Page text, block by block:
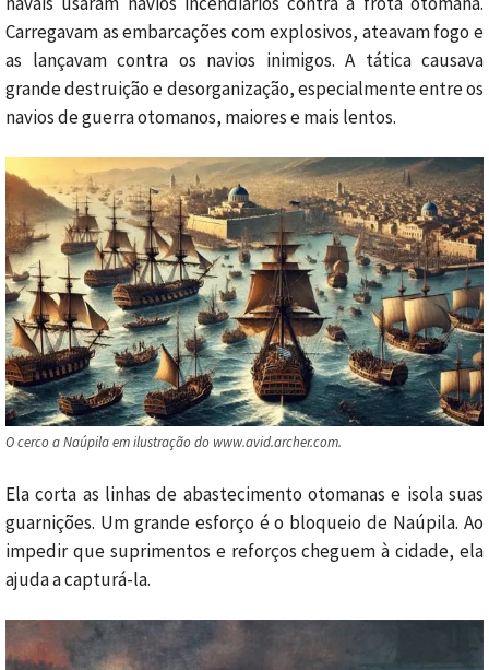
Carregavam as embarcações com explosivos, ateavam fogo e
as lançavam contra os navios inimigos. A tática causava
grande destruição e desorganização, especialmente entre os
navios de guerra otomanos, maiores e mais lentos.
O cerco a Naúpila em ilustração do www.avid.archer.com.
Ela corta as linhas de abastecimento otomanas e isola suas
guarnições. Um grande esforço é o bloqueio de Naúpila. Ao
impedir que suprimentos e reforços cheguem à cidade, ela
ajuda a capturá-la.